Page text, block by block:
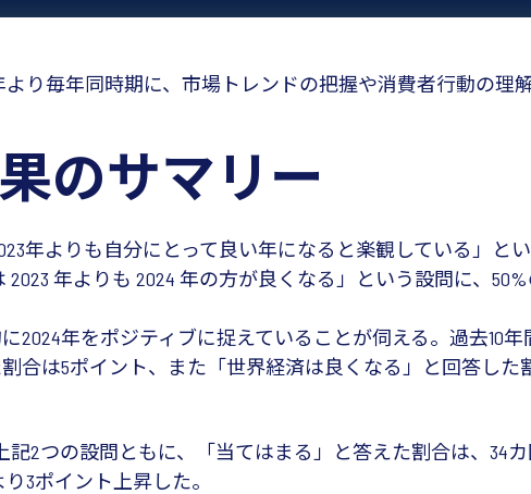
より毎年同時期に、市場トレンドの把握や消費者行動の
のサマリー
年よりも自分にとって良い年になると楽観している」
2023 年よりも 2024 年の方が良くなる」という設問に、
2024年をポジティブに捉えていることが伺える。過去10
合は5ポイント、また「世界経済は良くなる」と回答した
記2つの設問ともに、「当てはまる」と答えた割合は、34
3ポイント上昇した。